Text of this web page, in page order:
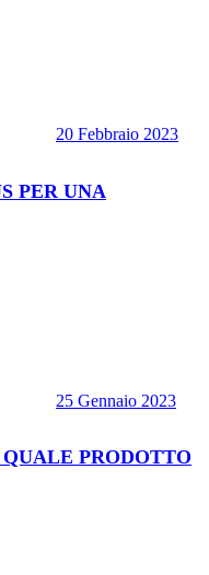
20 Febbraio 2023
PER UNA
25 Gennaio 2023
PRODOTTO